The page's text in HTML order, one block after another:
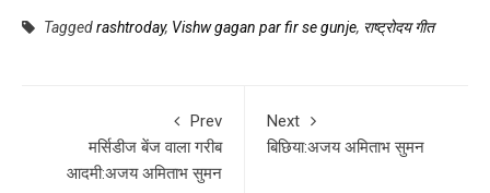
Taggedrashtroday, Vishw gagan par fir se gunje, राष्ट्रोदय गीत
Prev
मर्सिडीज बेंज वाला गरीब
आदमी:अजय अमिताभ सुमन
Next
बिछिया:अजय अमिताभ सुमन